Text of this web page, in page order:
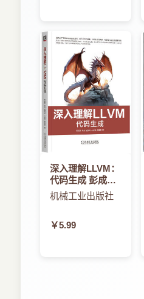
6．4 词法作用域
6．5 惰性求值
6．6 参数
6．7 退出函数
6．8 函数形式
6．9 小测验答案
第7章 环境
7．2 环境基础
7．3 环境递归
7．5 调用堆栈
第3章（第1版中称为“
改写，着重于向量类型
数据框。它包含主要的
息（例如日期和日期时
tibble添加包提供的
[Mullerand Wickham，
了我对向量数据类型的
第4章现在通过[和[[
区分：[提取多个值，
前，它们是通过“简化”
4.3节的“练习”帮助你了
深入理解LLVM：
代码生成 彭成寒
李灵 戴贤泽 王志
磊 俞佳嘉
机械工业出版社
￥5.99